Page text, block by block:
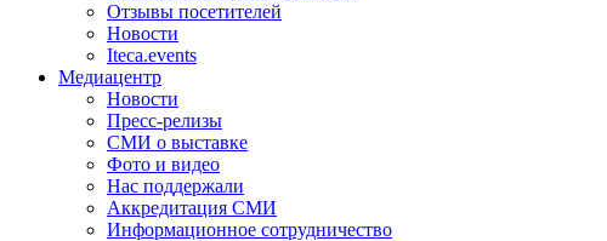
Отзывы посетителей
Новости
Iteca.events
Медиацентр
Новости
Пресс-релизы
СМИ о выставке
Фото и видео
Нас поддержали
Аккредитация СМИ
Информационное сотрудничество